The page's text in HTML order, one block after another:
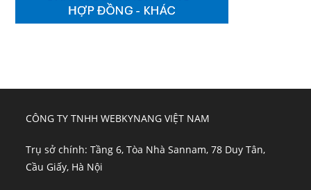
CÔNG TY TNHH WEBKYNANG VIỆT NAM
Trụ sở chính: Tầng 6, Tòa Nhà Sannam, 78 Duy Tân,
Cầu Giấy, Hà Nội